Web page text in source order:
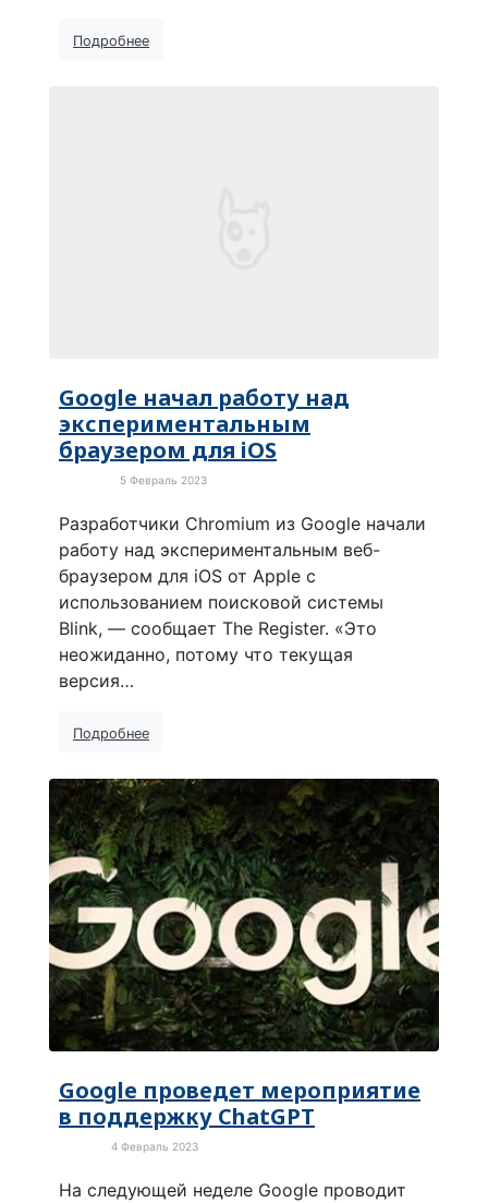
Подробнее
Google начал работу над
экспериментальным
браузером для iOS
5 Февраль 2023
Разработчики Chromium из Google начали
работу над экспериментальным веб-
браузером для iOS от Apple с
использованием поисковой системы
Blink, — сообщает The Register. «Это
неожиданно, потому что текущая
версия…
Подробнее
Google проведет мероприятие
в поддержку ChatGPT
4 Февраль 2023
На следующей неделе Google проводит